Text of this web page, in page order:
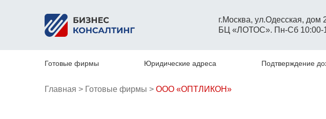
г.Москва, ул.Одесская, дом
БЦ «ЛОТОС». Пн-Сб 10:00-
Готовые фирмы Юридические адреса Подтверждение
Главная > Готовые фирмы > ООО «ОПТЛИКОН»